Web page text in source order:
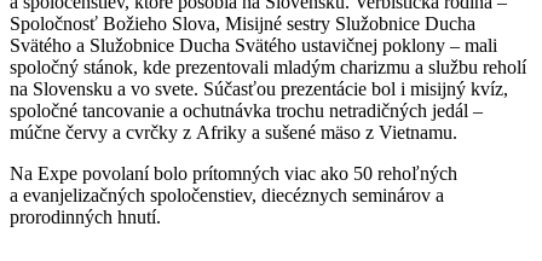
Spoločnosť Božieho Slova, Misijné sestry Služobnice Ducha
Svätého a Služobnice Ducha Svätého ustavičnej poklony – mali
spoločný stánok, kde prezentovali mladým charizmu a službu reholí
na Slovensku a vo svete. Súčasťou prezentácie bol i misijný kvíz,
spoločné tancovanie a ochutnávka trochu netradičných jedál –
múčne červy a cvrčky z Afriky a sušené mäso z Vietnamu.
Na Expe povolaní bolo prítomných viac ako 50 rehoľných
a evanjelizačných spoločenstiev, diecéznych seminárov a
prorodinných hnutí.